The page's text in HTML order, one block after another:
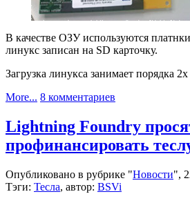
В качестве ОЗУ используются
линукс записан на SD карточку.
Загрузка линукса занимает порядка 2х
More... 8 комментариев
Линукс
на
AVR
Lightning Foundry
профинансировать
Опубликовано в рубрике "Новости",
Тэги: Тесла, автор: BSVi